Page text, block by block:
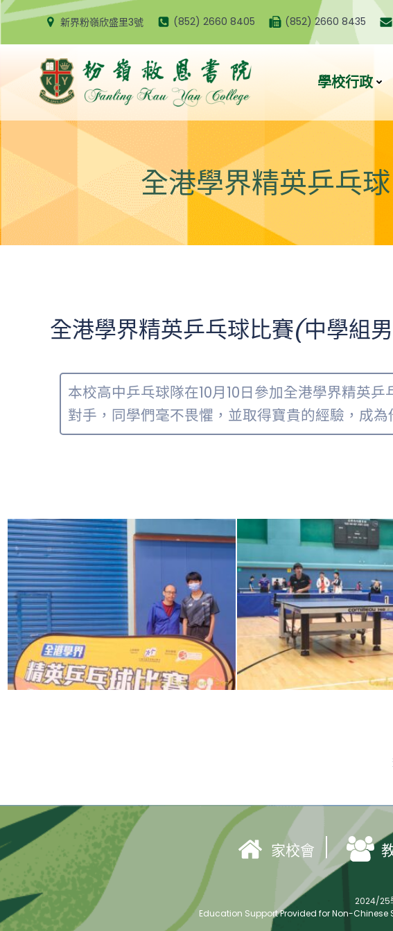
Skip
to
content
新界粉嶺欣盛里3號 (852) 2660 8405 (852) 2660 8435
學校行政
全港學界精英乒乓
全港學界精英乒乓球比賽(中學組
本校高中乒乓球隊在10月10日參加全港學界精英
對手，同學們毫不畏懼，並取得寶貴的經驗，成為
家校會
2024/25
Education Support Provided for Non-